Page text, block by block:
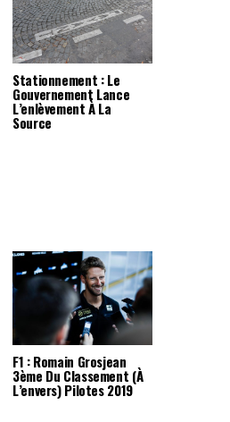
Stationnement : Le
Gouvernement Lance
L’enlèvement À La
Source
F1 : Romain Grosjean
3ème Du Classement (à
L’envers) Pilotes 2019